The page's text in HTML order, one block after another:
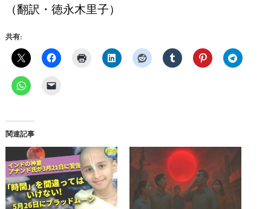
（翻訳・徳永木里子）
共有:
関連記事